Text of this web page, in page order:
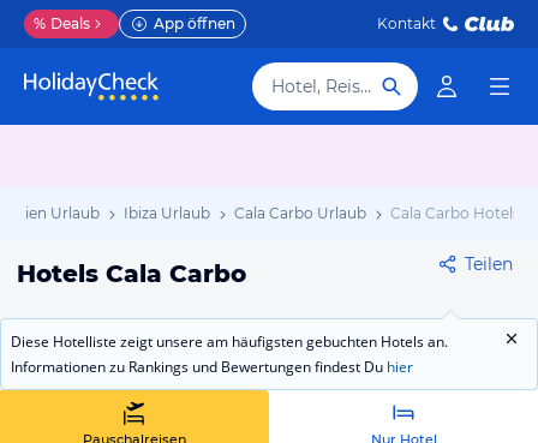
% Deals App öffnen Kontakt
Hotel, Reiseziel
Urlaub Ibiza Urlaub Cala Carbo Urlaub Cala Carbo Hotels
Hotels Cala Carbo Teilen
Diese Hotelliste zeigt unsere am häufigsten gebuchten Hotels an.
Informationen zu Rankings und Bewertungen findest Du hier
Pauschalreisen Nur Hotel